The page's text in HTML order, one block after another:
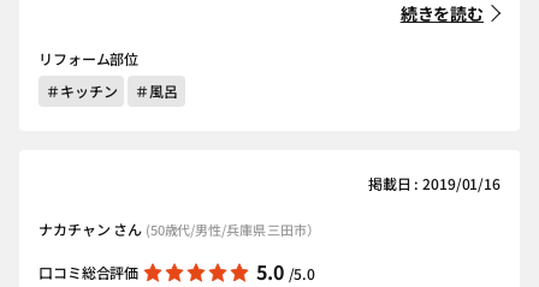
続きを読む
リフォーム部位
＃キッチン
＃風呂
掲載日 : 2019/01/16
ナカチャン さん (50歳代/男性/兵庫県 三田市）
口コミ総合評価 5.0 /5.0